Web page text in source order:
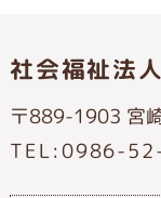
社会福祉法
〒889-1903 宮
TEL:0986-